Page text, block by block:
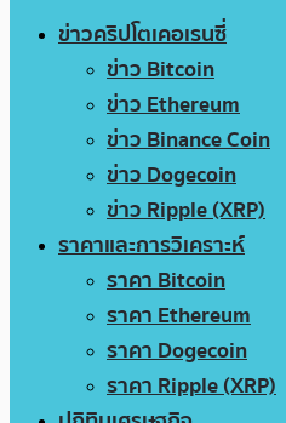
ข่าวคริปโตเคอเรนซี่
ข่าว Bitcoin
ข่าว Ethereum
ข่าว Binance Coin
ข่าว Dogecoin
ข่าว Ripple (XRP)
ราคาและการวิเคราะห์
ราคา Bitcoin
ราคา Ethereum
ราคา Dogecoin
ราคา Ripple (XRP)